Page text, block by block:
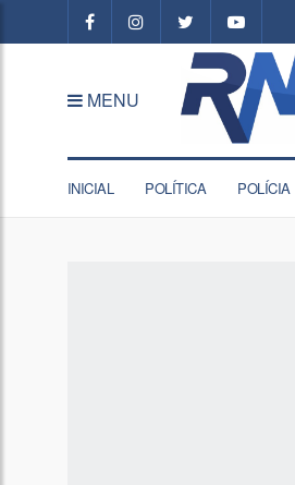
MENU
INICIAL POLÍTICA POLÍCIA